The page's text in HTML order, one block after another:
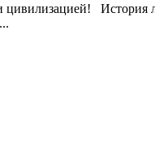
цивилиза­цией! История